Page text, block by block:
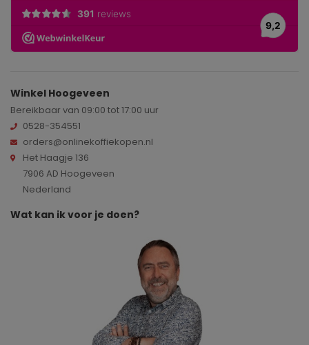
Winkel Hoogeveen
Bereikbaar van 09:00 tot 17:00 uur
0528-354551
orders@onlinekoffiekopen.nl
Het Haagje 136
7906 AD Hoogeveen
Nederland
Wat kan ik voor je doen?